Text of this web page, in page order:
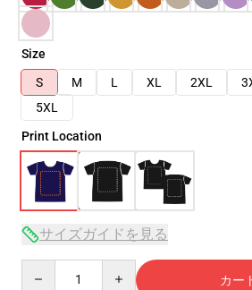
Size
S
M L XL 2XL
5XL
Print Location
サイズガイドを見る
カー